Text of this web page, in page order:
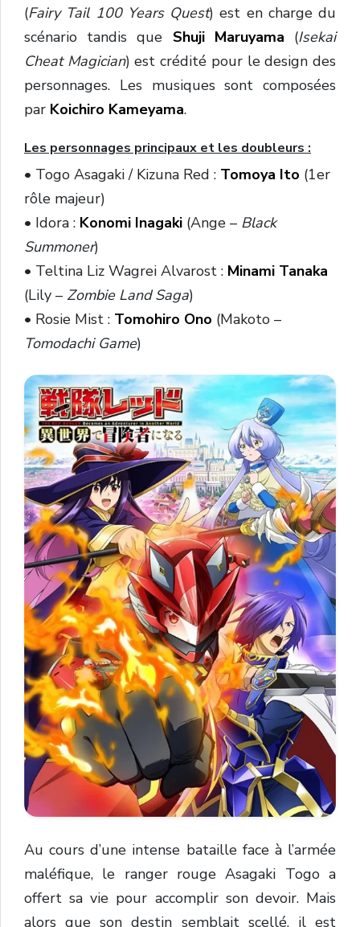
(Fairy Tail 100 Years Quest) est en charge du
scénario tandis que Shuji Maruyama (Isekai
Cheat Magician) est crédité pour le design des
personnages. Les musiques sont composées
par Koichiro Kameyama.
Les personnages principaux et les doubleurs :
• Togo Asagaki / Kizuna Red : Tomoya Ito (1er
rôle majeur)
• Idora : Konomi Inagaki (Ange – Black
Summoner)
• Teltina Liz Wagrei Alvarost : Minami Tanaka
(Lily – Zombie Land Saga)
• Rosie Mist : Tomohiro Ono (Makoto –
Tomodachi Game)
Au cours d’une intense bataille face à l’armée
maléfique, le ranger rouge Asagaki Togo a
offert sa vie pour accomplir son devoir. Mais
alors que son destin semblait scellé, il est